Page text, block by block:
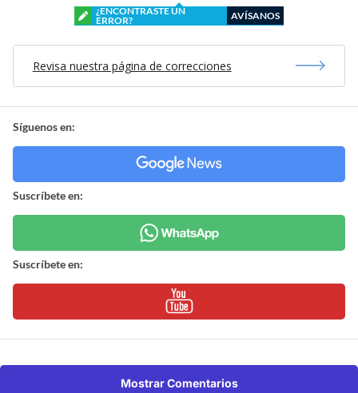
¿ENCONTRASTE UN
ERROR?
AVÍSANOS
Revisa nuestra página de correcciones
Síguenos en:
Suscríbete en:
Suscríbete en:
Mostrar Comentarios